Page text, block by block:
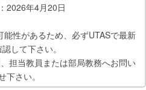
2026年4月20日
性があるため、必ずUTASで最新
して下さい。
担当教員または部局教務へお問い
下さい。